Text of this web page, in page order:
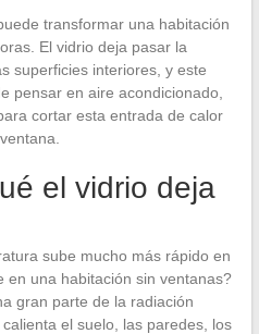
transformar una habitación
El vidrio deja pasar la
superficies interiores, y este
pensar en aire acondicionado,
cortar esta entrada de calor
el vidrio deja
sube mucho más rápido en
en una habitación sin ventanas?
gran parte de la radiación
el suelo, las paredes, los